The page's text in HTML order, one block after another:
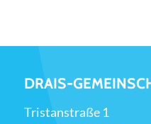
DRAIS-
Tristanstraße 1